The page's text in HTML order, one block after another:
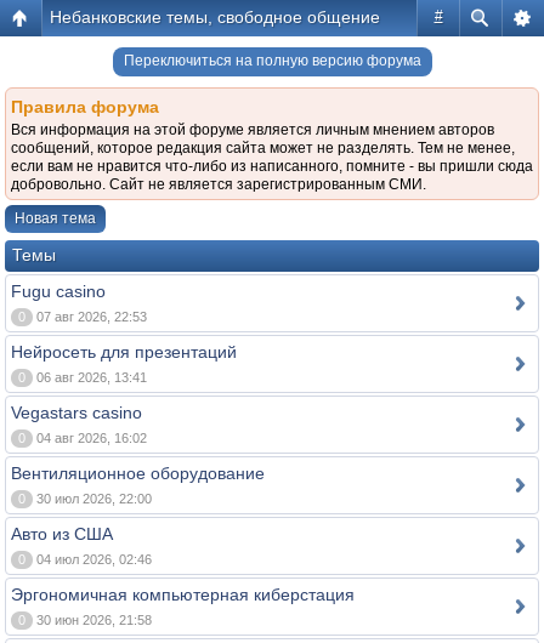
#
Небанковские темы, свободное общение
Переключиться на полную версию форума
Правила форума
Вся информация на этой форуме является личным мнением авторов
сообщений, которое редакция сайта может не разделять. Тем не менее,
если вам не нравится что-либо из написанного, помните - вы пришли сюда
добровольно. Сайт не является зарегистрированным СМИ.
Новая тема
Темы
Fugu casino
0 07 авг 2026, 22:53
Нейросеть для презентаций
0 06 авг 2026, 13:41
Vegastars casino
0 04 авг 2026, 16:02
Вентиляционное оборудование
0 30 июл 2026, 22:00
Авто из США
0 04 июл 2026, 02:46
Эргономичная компьютерная киберстация
0 30 июн 2026, 21:58